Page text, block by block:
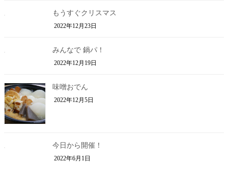
もうすぐクリスマス
2022年12月23日
みんなで 鍋パ！
2022年12月19日
味噌おでん
2022年12月5日
今日から開催！
2022年6月1日